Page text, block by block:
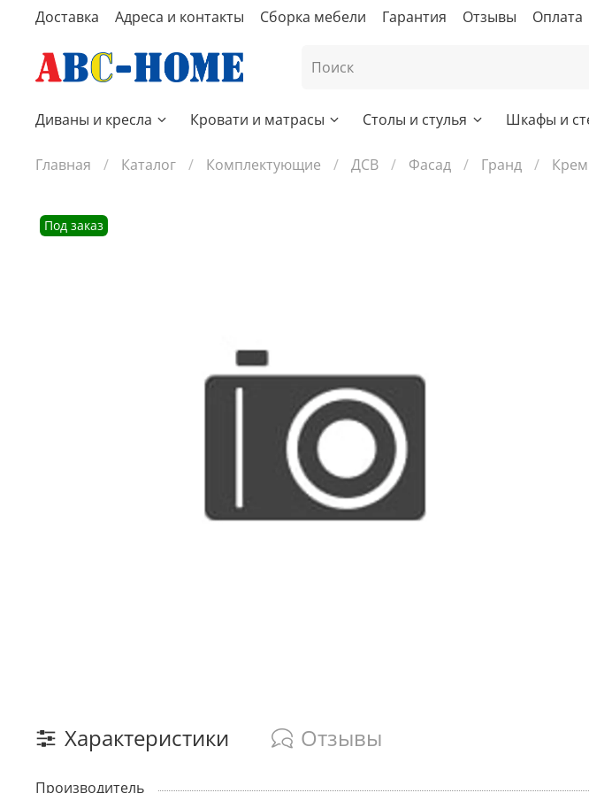
Доставка Адреса и контакты Сборка мебели Гарантия Отзывы Оплата
Диваны и кресла Кровати и матрасы Столы и стулья Шкафы и
Главная Каталог Комплектующие ДСВ Фасад Гранд Крем
Под заказ
Характеристики Отзывы
Производитель